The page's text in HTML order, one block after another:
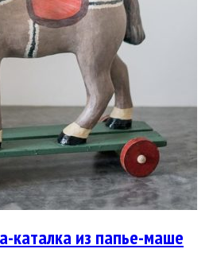
каталка из папье-маше